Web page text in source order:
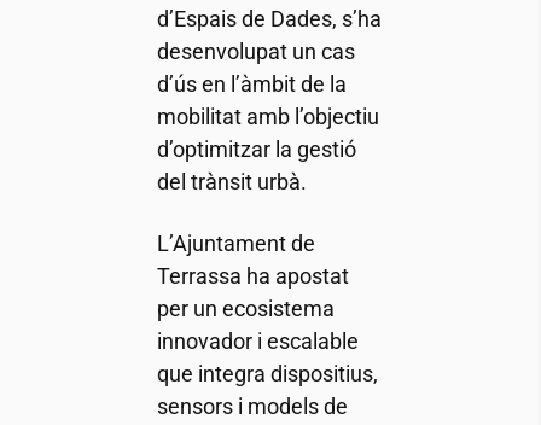
d’Espais de Dades, s’ha
desenvolupat un cas
d’ús en l’àmbit de la
mobilitat amb l’objectiu
d’optimitzar la gestió
del trànsit urbà.
L’Ajuntament de
Terrassa ha apostat
per un ecosistema
innovador i escalable
que integra dispositius,
sensors i models de